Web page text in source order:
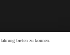
bieten zu können.